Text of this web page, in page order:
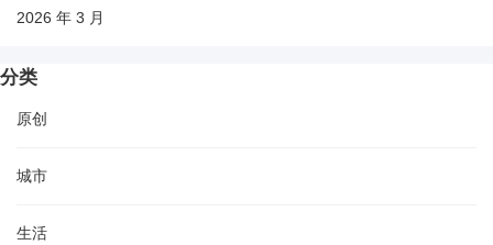
2026 年 3 月
分类
原创
城市
生活